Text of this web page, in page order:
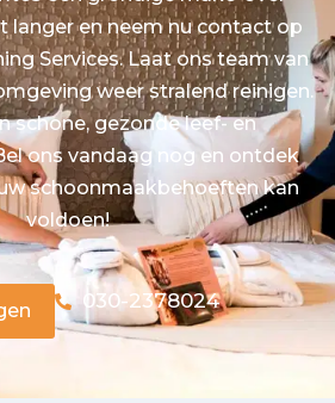
langer en neem nu contact op
Services. Laat ons team van
weer stralend reinigen.
schone, gezonde leef- en
ons vandaag nog en ontdek
schoonmaakbehoeften kan
voldoen!
030-2378024